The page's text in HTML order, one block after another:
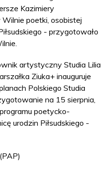
Kazimiery
poetki, osobistej
- przygotowało
artystyczny Studia Lilia
Ziuka+ inauguruje
Polskiego Studia
na 15 sierpnia,
poetycko-
urodzin Piłsudskiego -